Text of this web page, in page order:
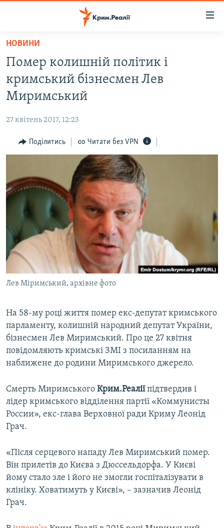
Перейти
основного
матеріалу
Перейти
до
основної
Перейти
до
ВОДА.КРИМ
ВІДЕО ТА ФОТО
БЛОГИ
ПОГЛЯД
ВСЕ ЗА ДЕНЬ
СПЕЦПРОЕКТИ
ДЕПОРТАЦІЯ
ВІДЕОУРОКИ «ELIFBE»
СВІДЧЕННЯ ОКУПАЦІЇ
УКРАЇНСЬКА ПРОБЛЕМА КРИМУ
ІНФОГРАФІКА
ЯК ОБІЙТИ БЛОКУВАННЯ
Русский
Qırımtatar
ДОЛУЧАЙСЯ!
Усі сайти RFE/RL
НОВИНИ
Помер колишній політик і
кримський бізнесмен Лев
Миримський
27 квітень 2017, 12:23
Поділитись Читати без VPN
Лев Міримський, архівне фото
На 58-му році життя помер екс-депутат кримського
парламенту, колишній народний депутат України,
бізнесмен Лев Миримський. Про це 27 квітня
повідомляють кримські ЗМІ з посиланням на
наближене до родини Миримського джерело.
Смерть Миримського Крим.Реаліїпідтвердив і
лідер кримського відділення партії «Коммунисты
России», екс-глава Верховної ради Криму Леонід
Грач.
«Після серцевого нападу Лев Миримський помер.
Він прилетів до Києва з Дюссельдорфа. У Києві
йому стало зле і його не змогли госпіталізувати в
клініку. Ховатимуть у Києві», – зазначив Леонід
Грач.